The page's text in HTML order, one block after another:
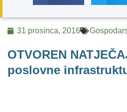
31 prosinca, 2016
OTVOREN
poslovne